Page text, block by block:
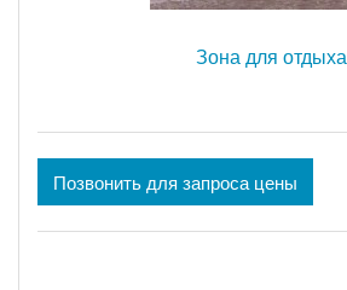
Зона для отдыха
Позвонить для запроса цены